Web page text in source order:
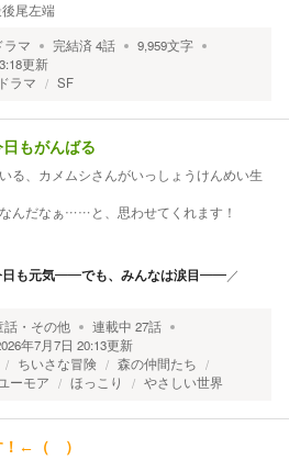
後尾左端
ラマ 完結済4話 9,959文字
更新
ラマ SF
もがんばる
る、カメムシさんがいっしょうけんめい生
んだなぁ……と、思わせてくれます！
日も元気——でも、みんなは涙目——／
話・その他 連載中 27話
年7月7日 20:13更新
ちいさな冒険
森の仲間たち
ユーモア ほっこり やさしい世界
！←（ ）